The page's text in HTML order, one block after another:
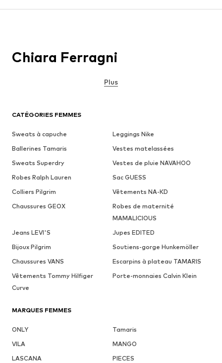
CATÉGORIES FEMMES
Sweats à capuche
Leggings Nike
Ballerines Tamaris
Vestes matelassées
Sweats Superdry
Vestes de pluie NAVAHOO
Robes Ralph Lauren
Sac GUESS
Colliers Pilgrim
Vêtements NA-KD
Chaussures GEOX
Robes de maternité
MAMALICIOUS
Jeans LEVI'S
Jupes EDITED
Bijoux Pilgrim
Soutiens-gorge Hunkemöller
Chaussures VANS
Escarpins à plateau TAMARIS
Vêtements Tommy Hilfiger
Curve
Porte-monnaies Calvin Klein
MARQUES FEMMES
ONLY
Tamaris
VILA
MANGO
LASCANA
PIECES
Chiara Ferragni
Plus